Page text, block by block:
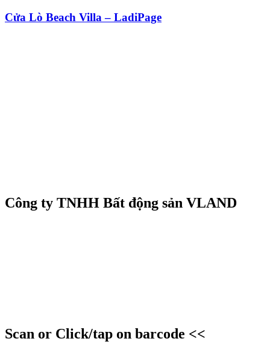
Cửa Lò Beach Villa – LadiPage
Công ty TNHH Bất động sản VLAND
Scan or Click/tap on barcode <<